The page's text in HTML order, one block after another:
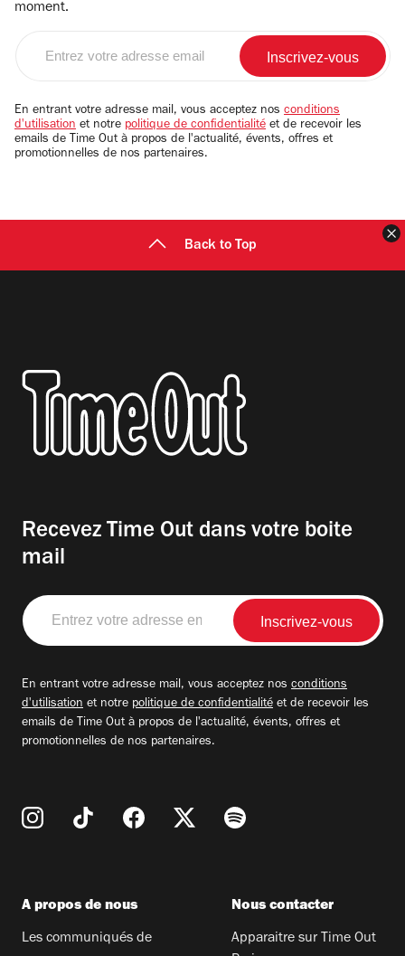
moment.
email
En entrant votre adresse mail, vous acceptez nos conditions
d'utilisation et notre politique de confidentialité et de recevoir les
emails de Time Out à propos de l'actualité, évents, offres et
promotionnelles de nos partenaires.
Back to Top
Recevez Time Out dans votre boite
mail
Entrez
votre
adresse
En entrant votre adresse mail, vous acceptez nos conditions
d'utilisation et notre politique de confidentialité et de recevoir les
emails de Time Out à propos de l'actualité, évents, offres et
promotionnelles de nos partenaires.
A propos de nous
Les communiqués de
Nous contacter
Apparaitre sur Time Out